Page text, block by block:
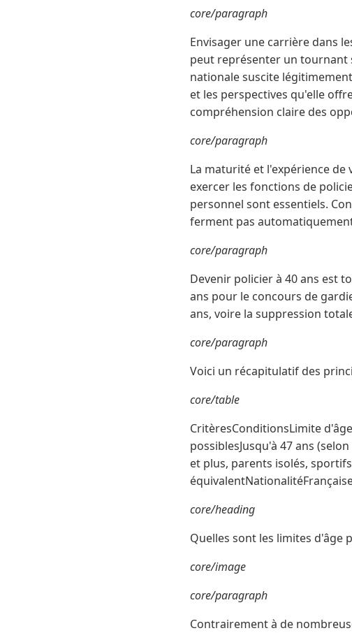
core/paragraph
Envisager une carrière dans
peut représenter un tournant
nationale suscite
et les perspectives qu'elle
compréhension claire des
core/paragraph
La maturité et l'expérience
exercer les fonctions de
personnel sont essentiels.
ferment pas
core/paragraph
Devenir policier à 40 ans est
ans pour le concours de
ans, voire la suppression
core/paragraph
Voici un récapitulatif des
core/table
CritèresConditionsLimite
possiblesJusqu'à 47 ans
et plus, parents isolés,
core/heading
Quelles sont les limites d'âge
core/image
core/paragraph
Contrairement à de